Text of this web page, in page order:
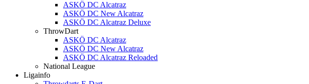
ASKÖ DC Alcatraz
ASKÖ DC New Alcatraz
ASKÖ DC Alcatraz Deluxe
ThrowDart
ASKÖ DC Alcatraz
ASKÖ DC New Alcatraz
ASKÖ DC Alcatraz Reloaded
National League
Ligainfo